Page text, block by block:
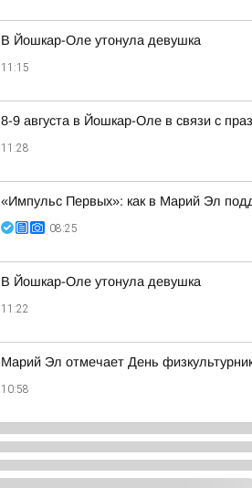
В Йошкар-Оле утонула девушка
11:15
8-9 августа в Йошкар-Оле в связи с
11:28
«Импульс Первых»: как в Марий Эл
08:25
В Йошкар-Оле утонула девушка
11:22
Марий Эл отмечает День
10:58